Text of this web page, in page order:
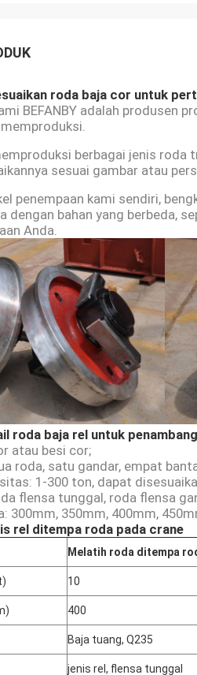
roda baja cor untuk
BEFANBY adalah produsen
berbagai jenis
sesuai gambar atau
penempaan kami sendiri,
dengan bahan yang berbeda,
Anda.
roda baja rel untuk
atau besi cor;
roda, satu gandar, empat
1-300 ton, dapat
flensa tunggal, roda flensa
300mm, 350mm, 400mm,
rel ditempa roda pada crane
Melatih roda ditempa
10
400
Baja tuang, Q235
jenis rel, flensa tunggal